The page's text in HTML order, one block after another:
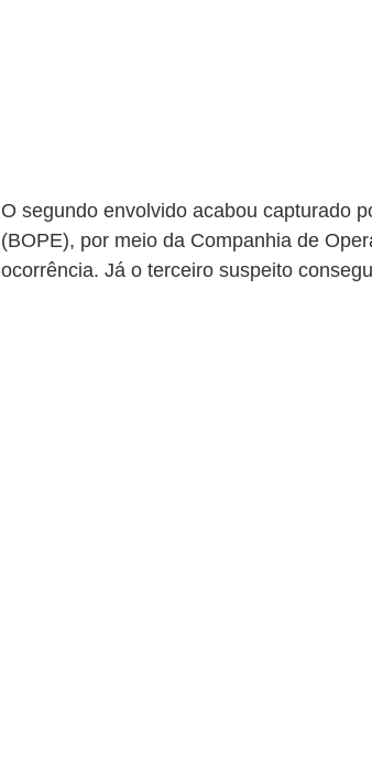
O segundo envolvido acabou capturado
(BOPE), por meio da Companhia de
ocorrência. Já o terceiro suspeito